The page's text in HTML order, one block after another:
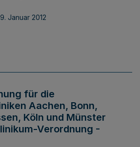
Januar 2012
für die
Aachen, Bonn,
Köln und Münster
Verordnung -